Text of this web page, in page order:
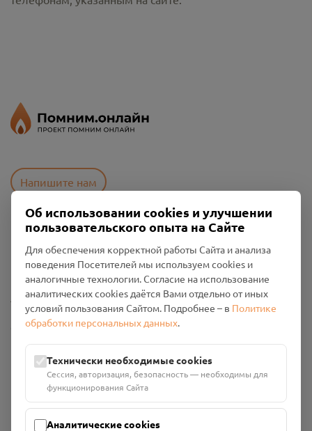
Напишите нам
Пользовательское соглашение
Политика конфиденциальности
Промо-материалы
Настройки cookies
Общество с ограниченной ответственностью «Смоленский
Проект Помним»
ИНН: 6700029207 ОГРН: 1256700001986
Юридический адрес: 216790, Смоленская область, р-н
Руднянский, г. Рудня, улица Западная, д. 26А, пом. 18
Номер счёта: 40702810901130004287 в АО "АЛЬФА-БАНК"
Кор. счёт: 30101810200000000593
Об использовании cookies и улучшении
пользовательского опыта на Сайте
Для обеспечения корректной работы Сайта и анализа
поведения Посетителей мы используем cookies и
аналогичные технологии. Согласие на использование
аналитических cookies даётся Вами отдельно от иных
условий пользования Сайтом. Подробнее – в Политике
обработки персональных данных.
Технически необходимые cookies
Сессия, авторизация, безопасность — необходимы для
функционирования Сайта
Аналитические cookies